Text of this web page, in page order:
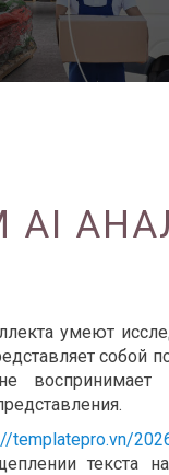
умеют
templatepro.vn/
текста